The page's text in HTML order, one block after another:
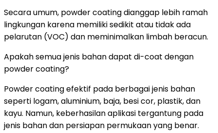
Secara umum, powder coating dianggap lebih ramah
lingkungan karena memiliki sedikit atau tidak ada
pelarutan (VOC) dan meminimalkan limbah beracun.
Apakah semua jenis bahan dapat di-coat dengan
powder coating?
Powder coating efektif pada berbagai jenis bahan
seperti logam, aluminium, baja, besi cor, plastik, dan
kayu. Namun, keberhasilan aplikasi tergantung pada
jenis bahan dan persiapan permukaan yang benar.